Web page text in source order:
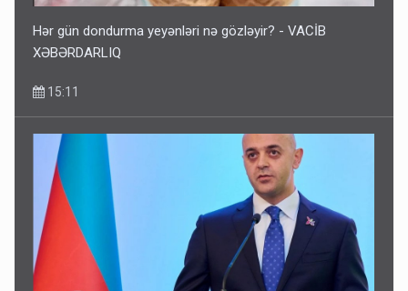
Hər gün dondurma yeyənləri nə gözləyir? - VACİB
XƏBƏRDARLIQ
15:11